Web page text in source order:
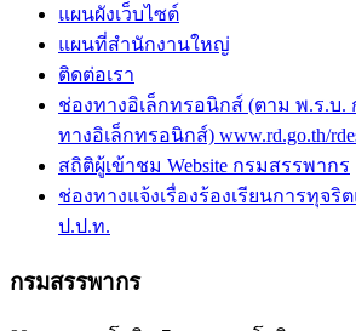
แผนผังเว็บไซต์
แผนที่สำนักงานใหญ่
ติดต่อเรา
ช่องทางอิเล็กทรอนิกส์ (ตาม พ.ร.บ.
ทางอิเล็กทรอนิกส์) www.rd.go.th/
สถิติผู้เข้าชม Website กรมสรรพากร
ช่องทางแจ้งเรื่องร้องเรียนการทุจ
ป.ป.ท.
กรมสรรพากร